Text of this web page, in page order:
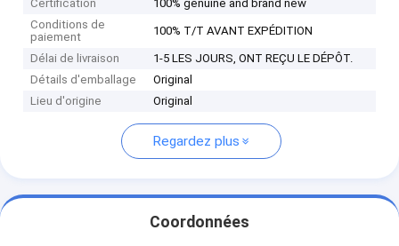
Certification
100% genuine and brand new
Conditions de
paiement
100% T/T AVANT EXPÉDITION
Délai de livraison
1-5 LES JOURS, ONT REÇU LE DÉPÔT.
Détails d'emballage
Original
Lieu d'origine
Original
Regardez plus
Coordonnées